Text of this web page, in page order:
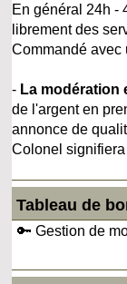
En général 24h -
librement des
Commandé avec
- La modération
de l'argent en
annonce de
Colonel
Tableau de
🔑 Gestion de